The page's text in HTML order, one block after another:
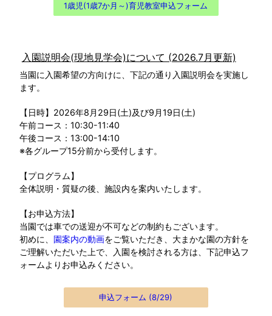
1歳児(1歳7か月～)育児教室申込フォーム
入園説明会(現地見学会)について (2026.7月更新)
当園に入園希望の方向けに、下記の通り入園説明会を実施し
ます。
【日時】2026年8月29日(土)及び9月19日(土)
午前コース：10:30-11:40
午後コース：13:00-14:10
※各グループ15分前から受付します。
【プログラム】
全体説明・質疑の後、施設内を案内いたします。
【お申込方法】
当園では車での送迎が不可などの制約もございます。
初めに、 園案内の動画をご覧いただき、大まかな園の方針を
ご理解いただいた上で、入園を検討される方は、下記申込フ
ォームよりお申込みください。
申込フォーム (8/29)